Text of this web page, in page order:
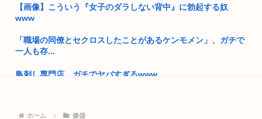
プーチン「あえて申し上げます。助けてください。」
か？」←これ...
【画像】こういう『女子のダラしない背中』に勃起する奴
www
「職場の同僚とセクロスしたことがあるケンモメン」、ガチで
一人も存...
鳥刺し専門店、ガチでヤバすぎるwww
ホーム 嫌儲